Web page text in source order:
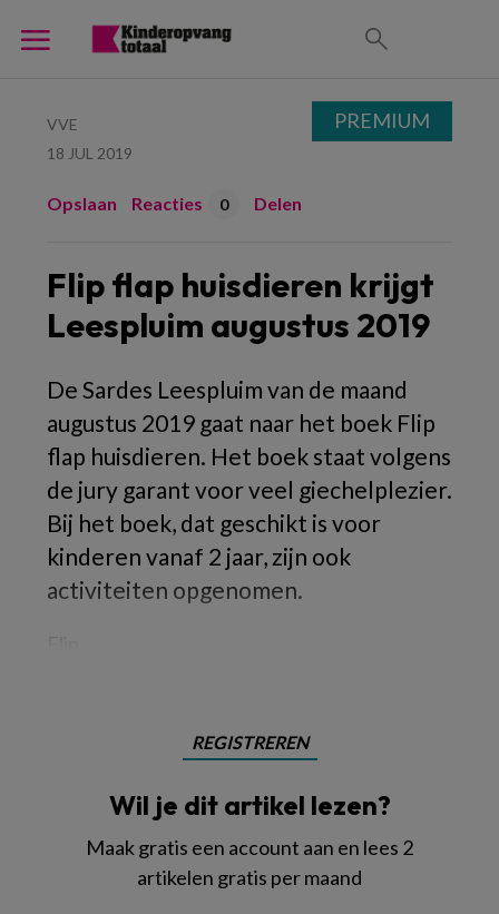
VVE
18 JUL 2019
Opslaan Reacties 0 Delen
Flip flap huisdieren krijgt
Leespluim augustus 2019
De Sardes Leespluim van de maand
augustus 2019 gaat naar het boek Flip
flap huisdieren. Het boek staat volgens
de jury garant voor veel giechelplezier.
Bij het boek, dat geschikt is voor
kinderen vanaf 2 jaar, zijn ook
activiteiten opgenomen.
REGISTREREN
Wil je dit artikel lezen?
Maak gratis een account aan en lees 2
artikelen gratis per maand
PREMIUM